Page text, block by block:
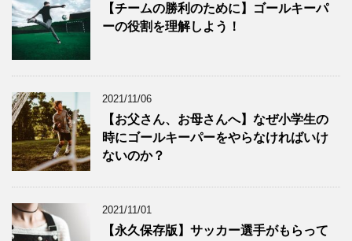
【チームの勝利のために】ゴールキーパ
ーの役割を理解しよう！
2021/11/06
【お父さん、お母さんへ】なぜ小学生の
時にゴールキーパーをやらなければいけ
ないのか？
2021/11/01
【永久保存版】サッカー選手がもらって